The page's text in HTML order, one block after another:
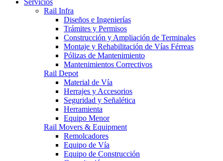
Rail Infra
Diseños e Ingenierías
Trámites y Permisos
Construcción y Ampliación de Terminales
Montaje y Rehabilitación de Vías Férreas
Pólizas de Mantenimiento
Mantenimientos Correctivos
Rail Depot
Material de Vía
Herrajes y Accesorios
Seguridad y Señalética
Herramienta
Equipo Menor
Rail Movers & Equipment
Remolcadores
Equipo de Vía
Equipo de Construcción